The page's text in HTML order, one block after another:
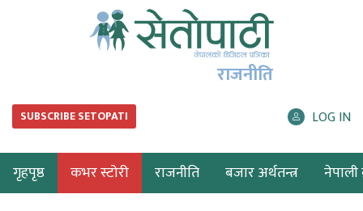
राजनीति
SUBSCRIBE SETOPATI LOG IN
गृहपृष्ठ कभर स्टोरी राजनीति बजार अर्थतन्त्र नेपाली